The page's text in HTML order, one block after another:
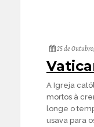
25 de
A Igreja
mortos à
longe o
usava para